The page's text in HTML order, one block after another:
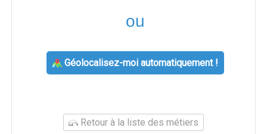
ou
Géolocalisez-moi automatiquement !
Retour à la liste des métiers